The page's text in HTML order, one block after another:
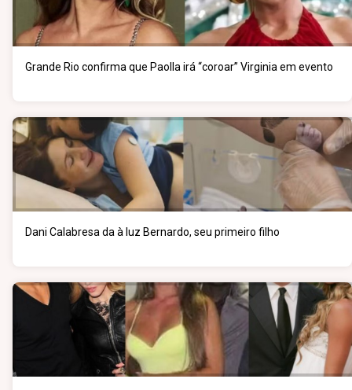
Grande Rio confirma que Paolla irá “coroar” Virginia em evento
Dani Calabresa da à luz Bernardo, seu primeiro filho